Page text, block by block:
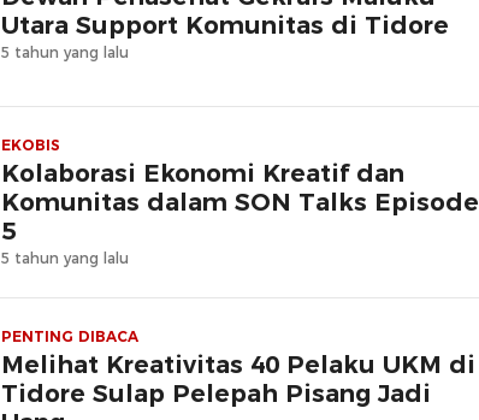
Utara Support Komunitas di Tidore
5 tahun yang lalu
EKOBIS
Kolaborasi Ekonomi Kreatif dan
Komunitas dalam SON Talks Episode
5
5 tahun yang lalu
PENTING DIBACA
Melihat Kreativitas 40 Pelaku UKM di
Tidore Sulap Pelepah Pisang Jadi